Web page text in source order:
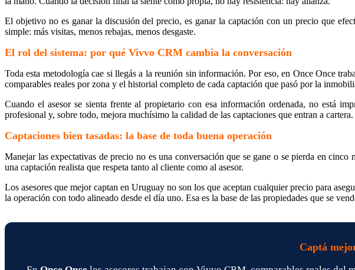
El objetivo no es ganar la discusión del precio, es ganar la captación con un precio que
simple: más visitas, menos rebajas, menos desgaste.
El rol del sistema: por qué Vivvo CRM cambia la conversación
Toda esta metodología cae si llegás a la reunión sin información. Por eso, en Once Once
comparables reales por zona y el historial completo de cada captación que pasó por la
Cuando el asesor se sienta frente al propietario con esa información ordenada, no está
profesional y, sobre todo, mejora muchísimo la calidad de las captaciones que entran a cartera.
Captaciones bien tasadas: la base de toda buena operación
Manejar las expectativas de precio no es una conversación que se gane o se pierda en
una captación realista que respeta tanto al cliente como al asesor.
Los asesores que mejor captan en Uruguay no son los que aceptan cualquier precio para
la operación con todo alineado desde el día uno. Esa es la base de las propiedades que se
Captá